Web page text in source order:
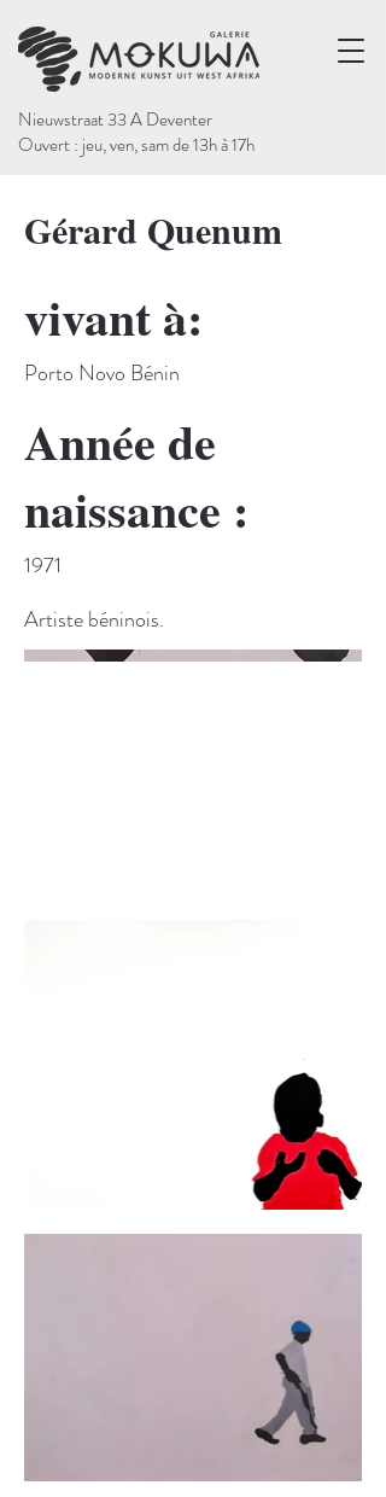
Nieuwstraat 33 A Deventer
Ouvert : jeu, ven, sam de 13h à 17h
Gérard Quenum
vivant à:
Porto Novo Bénin
Année de
naissance :
1971
Artiste béninois.